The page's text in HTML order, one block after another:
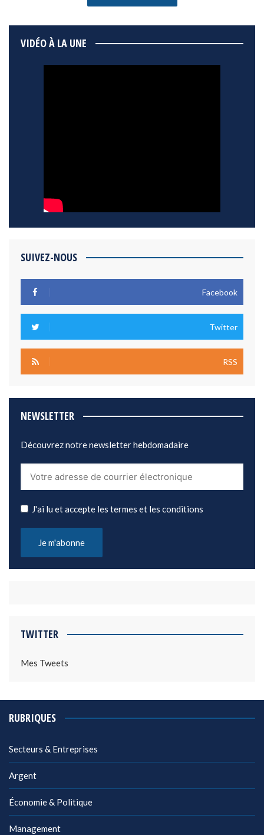
VIDÉO À LA UNE
SUIVEZ-NOUS
Facebook
Twitter
RSS
NEWSLETTER
Découvrez notre newsletter hebdomadaire
J'ai lu et accepte les termes et les conditions
TWITTER
Mes Tweets
RUBRIQUES
Secteurs & Entreprises
Argent
Économie & Politique
Management